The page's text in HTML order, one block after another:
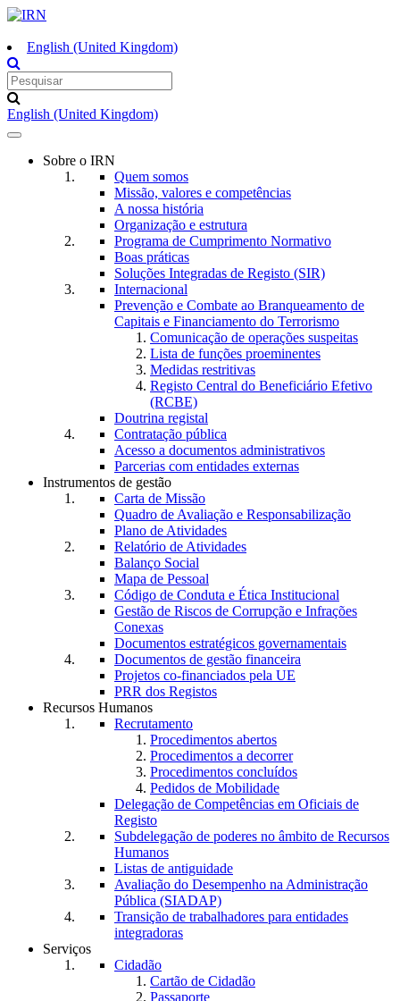
English (United Kingdom)
English (United Kingdom)
Toggle
navigationSobre o IRN
Quem somos
Missão, valores e competências
A nossa história
Organização e estrutura
Programa de Cumprimento Normativo
Boas práticas
Soluções Integradas de Registo (SIR)
Internacional
Prevenção e Combate ao Branqueamento de
Capitais e Financiamento do Terrorismo
Comunicação de operações suspeitas
Lista de funções proeminentes
Medidas restritivas
Registo Central do Beneficiário Efetivo
(RCBE)
Doutrina registal
Contratação pública
Acesso a documentos administrativos
Parcerias com entidades externas
Instrumentos de gestão
Carta de Missão
Quadro de Avaliação e Responsabilização
Plano de Atividades
Relatório de Atividades
Balanço Social
Mapa de Pessoal
Código de Conduta e Ética Institucional
Gestão de Riscos de Corrupção e Infrações
Conexas
Documentos estratégicos governamentais
Documentos de gestão financeira
Projetos co-financiados pela UE
PRR dos Registos
Recursos Humanos
Recrutamento
Procedimentos abertos
Procedimentos a decorrer
Procedimentos concluídos
Pedidos de Mobilidade
Delegação de Competências em Oficiais de
Registo
Subdelegação de poderes no âmbito de Recursos
Humanos
Listas de antiguidade
Avaliação do Desempenho na Administração
Pública (SIADAP)
Transição de trabalhadores para entidades
integradoras
Serviços
Cidadão
Cartão de Cidadão
Passaporte